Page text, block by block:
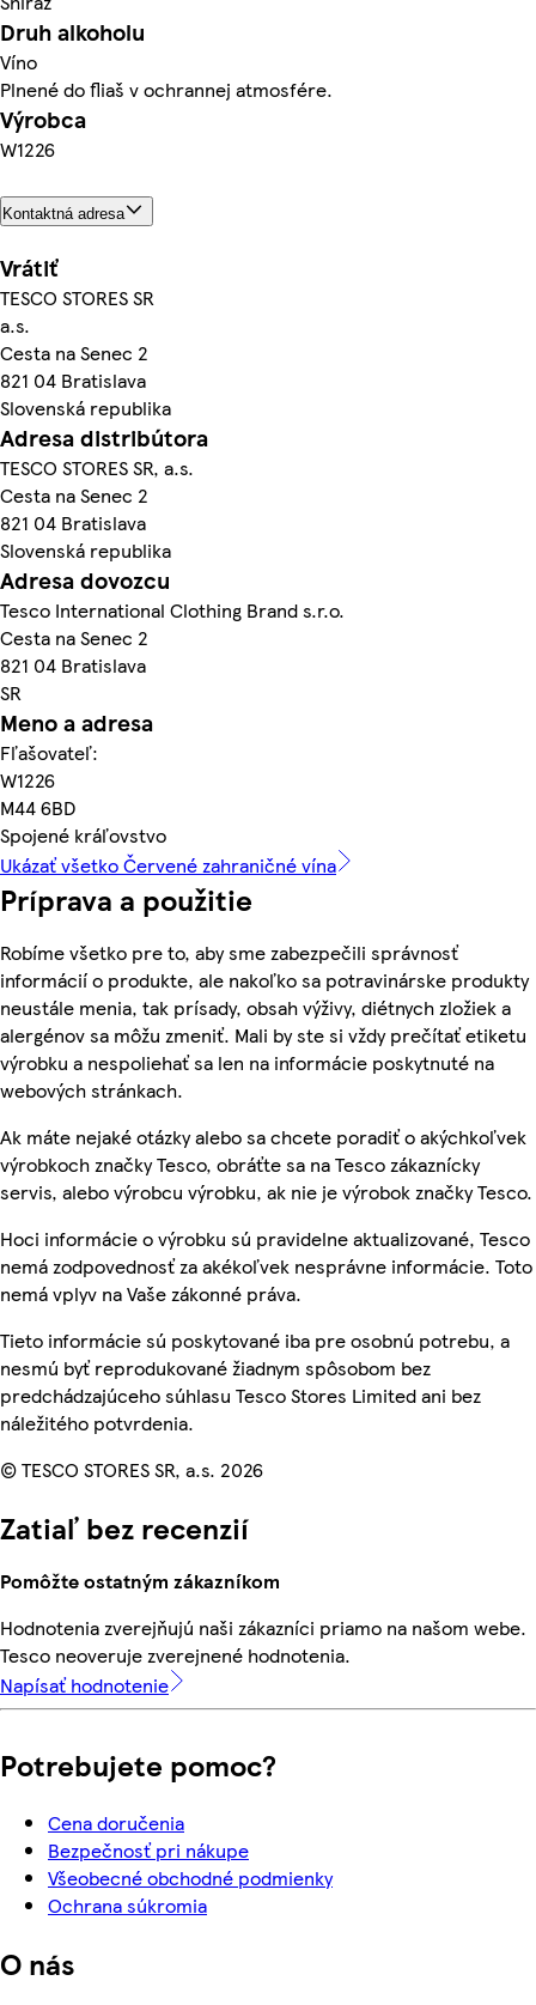
Druh alkoholu
Víno
Plnené do fliaš v ochrannej atmosfére.
Výrobca
W1226
Kontaktná adresa
Vrátiť
TESCO STORES SR
a.s.
Cesta na Senec 2
821 04 Bratislava
Slovenská republika
Adresa distribútora
TESCO STORES SR, a.s.
Cesta na Senec 2
821 04 Bratislava
Slovenská republika
Adresa dovozcu
Tesco International Clothing Brand s.r.o.
Cesta na Senec 2
821 04 Bratislava
SR
Meno a adresa
Fľašovateľ:
W1226
M44 6BD
Spojené kráľovstvo
Ukázať všetko Červené zahraničné vína
Príprava a použitie
Robíme všetko pre to, aby sme zabezpečili správnosť
informácií o produkte, ale nakoľko sa potravinárske produkty
neustále menia, tak prísady, obsah výživy, diétnych zložiek a
alergénov sa môžu zmeniť. Mali by ste si vždy prečítať etiketu
výrobku a nespoliehať sa len na informácie poskytnuté na
webových stránkach.
Ak máte nejaké otázky alebo sa chcete poradiť o akýchkoľvek
výrobkoch značky Tesco, obráťte sa na Tesco zákaznícky
servis, alebo výrobcu výrobku, ak nie je výrobok značky Tesco.
Hoci informácie o výrobku sú pravidelne aktualizované, Tesco
nemá zodpovednosť za akékoľvek nesprávne informácie. Toto
nemá vplyv na Vaše zákonné práva.
Tieto informácie sú poskytované iba pre osobnú potrebu, a
nesmú byť reprodukované žiadnym spôsobom bez
predchádzajúceho súhlasu Tesco Stores Limited ani bez
náležitého potvrdenia.
© TESCO STORES SR, a.s. 2026
Zatiaľ bez recenzií
Pomôžte ostatným zákazníkom
Hodnotenia zverejňujú naši zákazníci priamo na našom webe.
Tesco neoveruje zverejnené hodnotenia.
Napísať hodnotenie
Potrebujete pomoc?
Cena doručenia
Bezpečnosť pri nákupe
Všeobecné obchodné podmienky
Ochrana súkromia
O nás